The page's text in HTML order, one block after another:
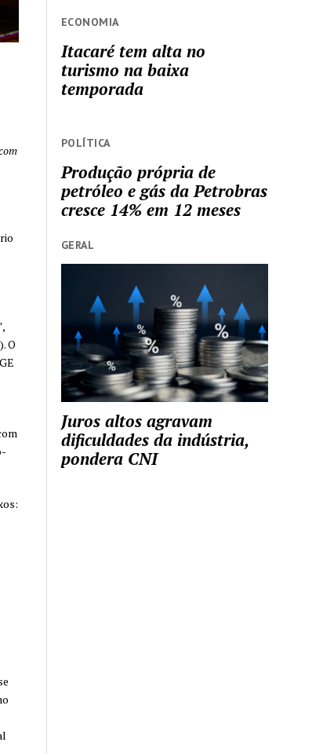
O
ECONOMIA
Itacaré tem alta no
turismo na baixa
temporada
POLÍTICA
Produção própria de
petróleo e gás da Petrobras
cresce 14% em 12 meses
GERAL
Juros altos agravam
dificuldades da indústria,
pondera CNI